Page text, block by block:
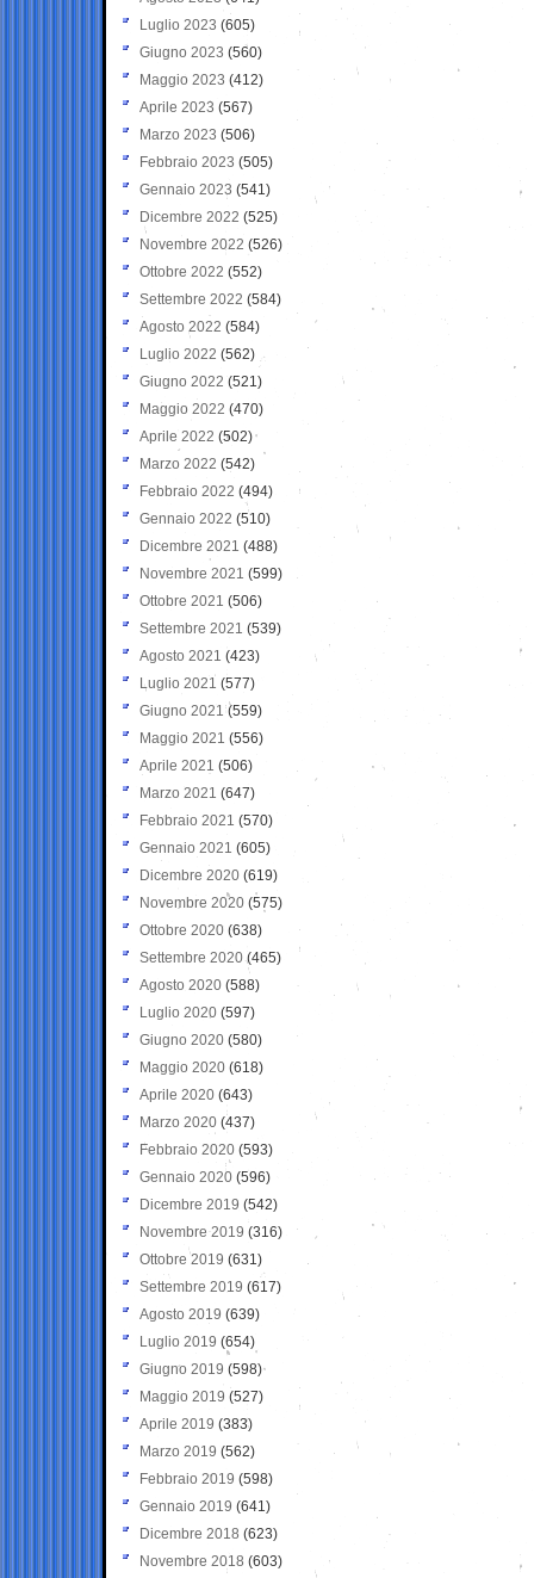
Luglio 2023 (605)
Giugno 2023 (560)
Maggio 2023 (412)
Aprile 2023 (567)
Marzo 2023 (506)
Febbraio 2023 (505)
Gennaio 2023 (541)
Dicembre 2022 (525)
Novembre 2022 (526)
Ottobre 2022 (552)
Settembre 2022 (584)
Agosto 2022 (584)
Luglio 2022 (562)
Giugno 2022 (521)
Maggio 2022 (470)
Aprile 2022 (502)
Marzo 2022 (542)
Febbraio 2022 (494)
Gennaio 2022 (510)
Dicembre 2021 (488)
Novembre 2021 (599)
Ottobre 2021 (506)
Settembre 2021 (539)
Agosto 2021 (423)
Luglio 2021 (577)
Giugno 2021(559)
Maggio 2021 (556)
Aprile 2021 (506)
Marzo 2021 (647)
Febbraio 2021 (570)
Gennaio 2021 (605)
Dicembre 2020 (619)
Novembre 2020 (575)
Ottobre 2020 (638)
Settembre 2020(465)
Agosto 2020 (588)
Luglio 2020 (597)
Giugno 2020 (580)
Maggio 2020 (618)
Aprile 2020 (643)
Marzo 2020 (437)
Febbraio 2020 (593)
Gennaio 2020 (596)
Dicembre 2019 (542)
Novembre 2019 (316)
Ottobre 2019 (631)
Settembre 2019 (617)
Agosto 2019 (639)
Luglio 2019 (654)
Giugno 2019 (598)
Maggio 2019 (527)
Aprile 2019 (383)
Marzo 2019 (562)
Febbraio 2019 (598)
Gennaio 2019 (641)
Dicembre 2018 (623)
Novembre 2018 (603)